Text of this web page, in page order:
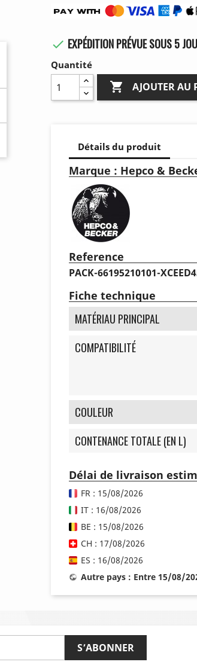
 EXPÉDITION PRÉVUE SOUS 5
Quantité
 AJOUTER AU
Détails du produit
Marque : Hepco &
Reference
PACK-66195210101-
Fiche technique
MATÉRIAU PRINCIPAL
COMPATIBILITÉ
COULEUR
CONTENANCE TOTALE (EN L)
Délai de livraison
FR : 15/08/2026
IT : 16/08/2026
BE : 15/08/2026
CH : 17/08/2026
ES : 16/08/2026
Autre pays : Entre 15/08/